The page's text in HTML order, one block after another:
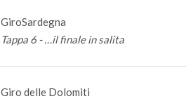
GiroSardegna
Tappa 6 - …il finale in salita
Giro delle Dolomiti